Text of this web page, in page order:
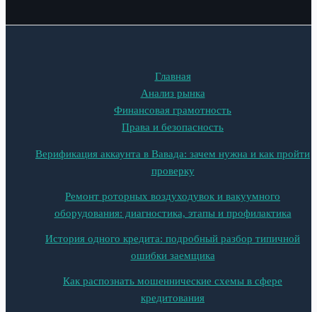
Главная
Анализ рынка
Финансовая грамотность
Права и безопасность
Верификация аккаунта в Вавада: зачем нужна и как пройти
проверку
Ремонт роторных воздуходувок и вакуумного
оборудования: диагностика, этапы и профилактика
История одного кредита: подробный разбор типичной
ошибки заемщика
Как распознать мошеннические схемы в сфере
кредитования